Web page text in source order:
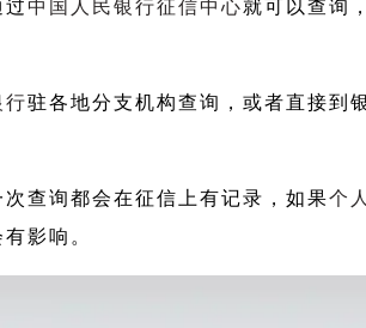
中国人民银行征信中心就可以查询
行驻各地分支机构查询，或者直接到
查询都会在征信上有记录，如果个
影响。